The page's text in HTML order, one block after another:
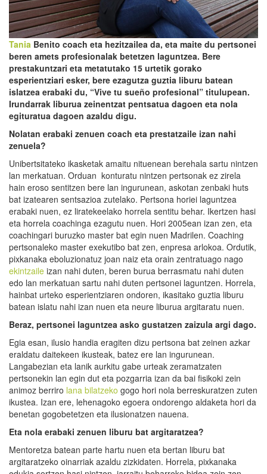
Tania Benito coach eta hezitzailea da, eta maite du pertsonei
beren amets profesionalak betetzen laguntzea. Bere
prestakuntzari eta metatutako 15 urtetik gorako
esperientziari esker, bere ezagutza guztia liburu batean
islatzea erabaki du, “Vive tu sueño profesional” titulupean.
Irundarrak liburua zeinentzat pentsatua dagoen eta nola
egituratua dagoen azaldu digu.
Nolatan erabaki zenuen coach eta prestatzaile izan nahi
zenuela?
Unibertsitateko ikasketak amaitu nituenean berehala sartu nintzen
lan merkatuan. Orduan konturatu nintzen pertsonak ez zirela
hain eroso sentitzen bere lan ingurunean, askotan zenbaki huts
bat izatearen sentsazioa zutelako. Pertsona horiei laguntzea
erabaki nuen, ez liratekeelako horrela sentitu behar. Ikertzen hasi
eta horrela coachinga ezagutu nuen. Hori 2005ean izan zen, eta
coachingari buruzko master bat egin nuen Madrilen. Coaching
pertsonaleko master exekutibo bat zen, enpresa arlokoa. Ordutik,
pixkanaka eboluzionatuz joan naiz eta orain zentratuago nago
ekintzaile izan nahi duten, beren burua berrasmatu nahi duten
edo lan merkatuan sartu nahi duten pertsonei laguntzen. Horrela,
hainbat urteko esperientziaren ondoren, ikasitako guztia liburu
batean islatu nahi izan nuen eta neure liburua argitaratu nuen.
Beraz, pertsonei laguntzea asko gustatzen zaizula argi dago.
Egia esan, ilusio handia eragiten dizu pertsona bat zeinen azkar
eraldatu daitekeen ikusteak, batez ere lan ingurunean.
Langabezian eta lanik aurkitu gabe urteak zeramatzaten
pertsonekin lan egin dut eta pozgarria izan da bai fisikoki zein
animoz berriro lana bilatzeko gogo hori nola berreskuratzen zuten
ikustea. Izan ere, lehenagoko egoera ondorengo aldaketa hori da
benetan gogobetetzen eta ilusionatzen nauena.
Eta nola erabaki zenuen liburu bat argitaratzea?
Mentoretza batean parte hartu nuen eta bertan liburu bat
argitaratzeko oinarriak azaldu zizkidaten. Horrela, pixkanaka